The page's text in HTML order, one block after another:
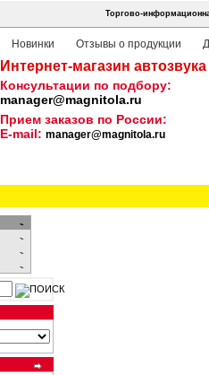
Торгово-
Новинки Отзывы о продукции
Интернет-магазин
Консультации по подбору:
manager@magnitola.ru
Прием заказов по России:
E-mail: manager@magnitola.ru